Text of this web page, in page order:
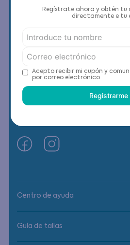
Contáctanos
Horario contacto: Lunes a
Centro de ayuda
Guía de tallas
Regístrate ahora y obtén tu
directamente e tu
Acepto recibir mi cupón y
por correo electrónico.
Registrarme